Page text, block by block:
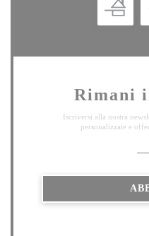
Rimani
Iscriversi alla nostra
personalizzate e